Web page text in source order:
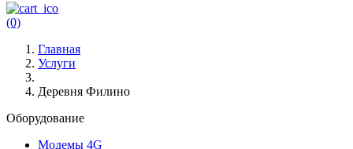
(0)
Главная
Услуги
Деревня Филино
Оборудование
Модемы 4G